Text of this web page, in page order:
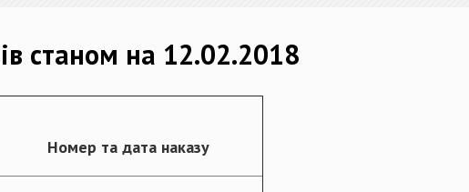
станом на 12.02.2018
Номер та дата наказу